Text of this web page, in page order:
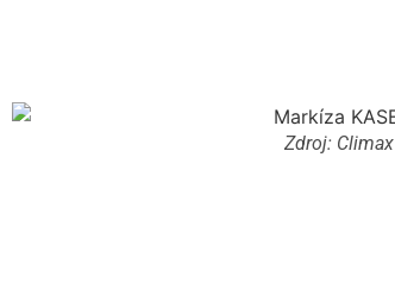
Zdroj: Climax